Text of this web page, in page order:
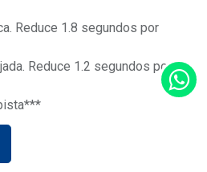
Reduce 1.8 segundos por
Reduce 1.2 segundos por